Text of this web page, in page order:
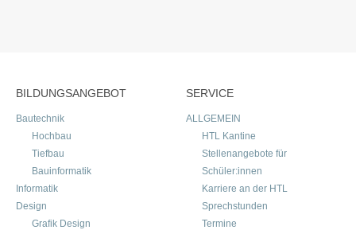
BILDUNGSANGEBOT
Bautechnik
Hochbau
Tiefbau
Bauinformatik
Informatik
Design
Grafik Design
SERVICE
ALLGEMEIN
HTL Kantine
Stellenangebote für
Schüler:innen
Karriere an der HTL
Sprechstunden
Termine